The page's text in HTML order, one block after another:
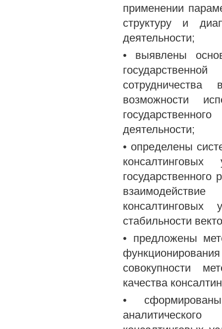
применении
структуру и
деятельности;
• выявлены
возможности
деятельности;
• определены
государственного
стабильности
• предложены
совокупности
качества
•